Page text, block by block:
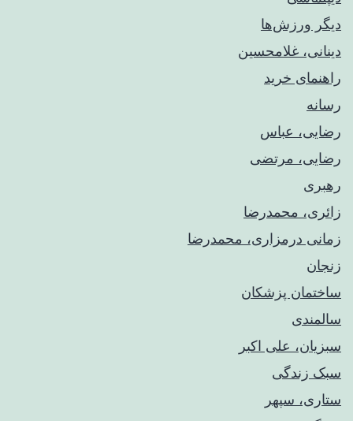
دیگر ورزش‌ها
دینانی، غلامحسین
راهنمای خريد
رسانه
رضایی، عباس
رضایی، مرتضی
رهبری
زائری، محمدرضا
زمانی درمزاری، محمدرضا
زنجان
ساختمان پزشکان
سالمندی
سبزیان، علی اکبر
سبک زندگی
ستاری، سپهر